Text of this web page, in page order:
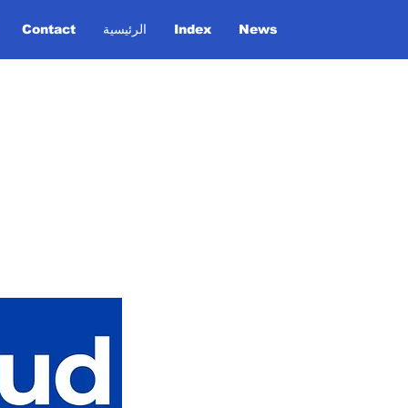
Contact الرئيسية Index News